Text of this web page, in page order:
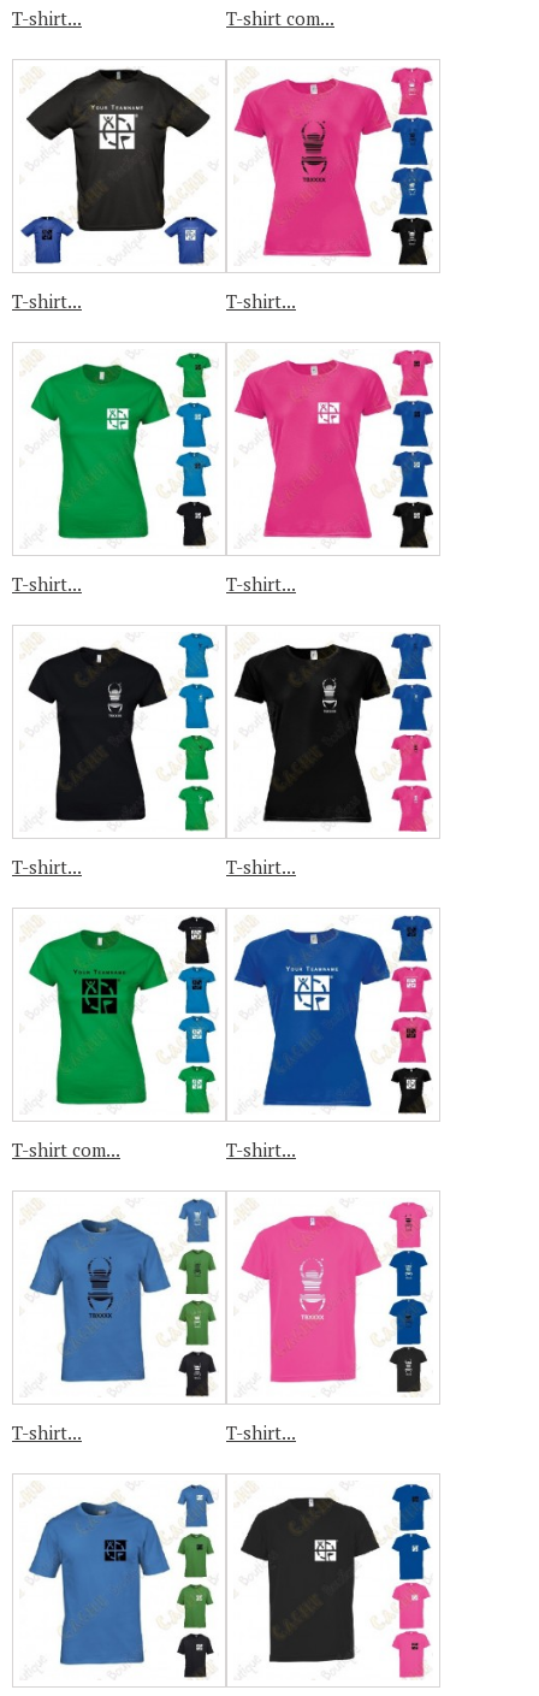
T-shirt... T-shirt com...
T-shirt... T-shirt...
T-shirt... T-shirt...
T-shirt... T-shirt...
T-shirt com... T-shirt...
T-shirt... T-shirt...